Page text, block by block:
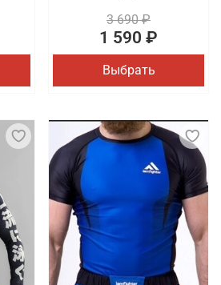
3 690 ₽
1 590 ₽
Выбрать